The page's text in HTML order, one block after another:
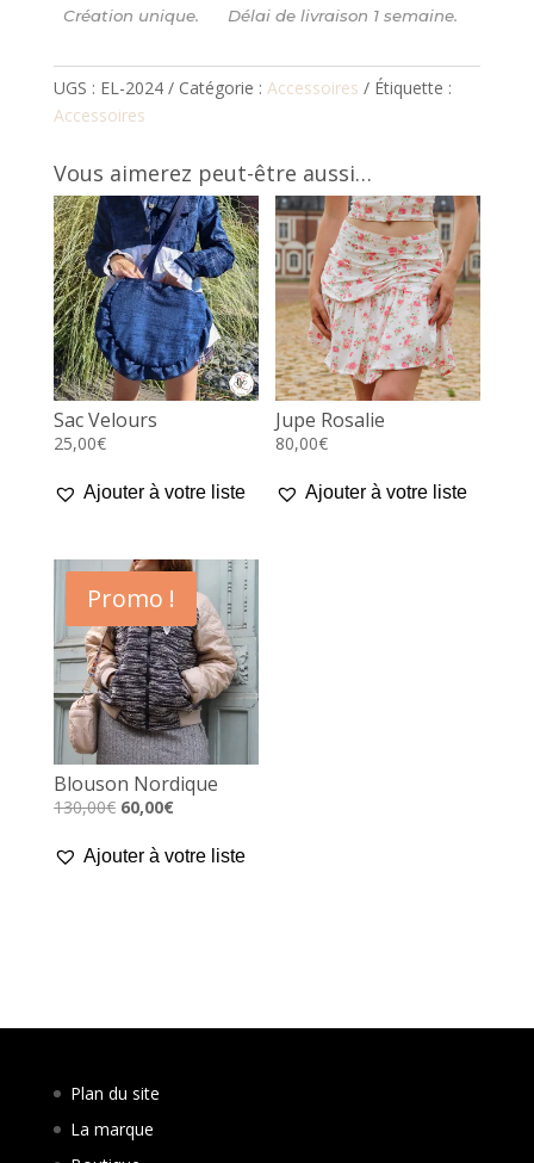
Création unique. Délai de livraison 1 semaine.
UGS : EL-2024 Catégorie : Accessoires
Étiquette :
Accessoires
Vous aimerez peut-être aussi…
Sac Velours
25,00€
Ajouter à votre liste
Jupe Rosalie
80,00€
Ajouter à votre liste
Promo !
Blouson Nordique
130,00€ Le
initial
60,00€Le
actuel
Ajouter à votre liste
Plan du site
La marque